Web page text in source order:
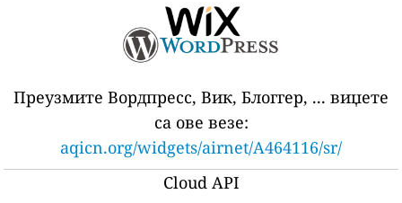
Преузмите Вордпресс, Вик, Блоггер, ... виџете
са ове везе:
aqicn.org/widgets/airnet/A464116/sr/
Cloud API